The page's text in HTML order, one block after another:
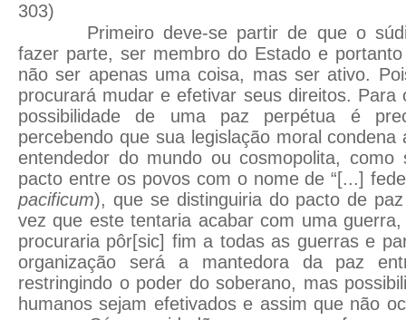
303)
Primeiro deve-se partir de que o
fazer parte, ser membro do Estado e
não ser apenas uma coisa, mas ser ativo.
procurará mudar e efetivar seus direitos.
possibilidade de uma paz perpétua é
percebendo que sua legislação moral
entendedor do mundo ou cosmopolita, como
pacto entre os povos com o nome de “[...]
pacificum), que se distinguiria do pacto de
vez que este tentaria acabar com uma
procuraria pôr[sic] fim a todas as guerras e
organização será a mantedora da paz
restringindo o poder do soberano, mas
humanos sejam efetivados e assim que não